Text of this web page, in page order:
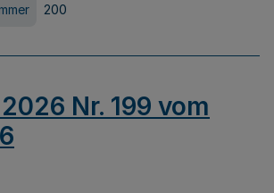
200
Nr. 199 vom